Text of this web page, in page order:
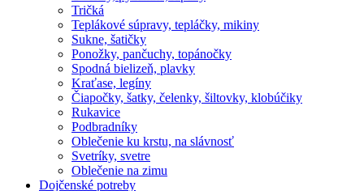
Tričká
Teplákové súpravy, tepláčky, mikiny
Sukne, šatičky
Ponožky, pančuchy, topánočky
Spodná bielizeň, plavky
Kraťase, legíny
Čiapočky, šatky, čelenky, šiltovky, klobúčiky
Rukavice
Podbradníky
Oblečenie ku krstu, na slávnosť
Svetríky, svetre
Oblečenie na zimu
Dojčenské potreby